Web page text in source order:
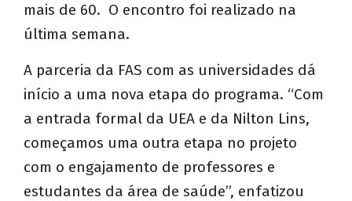
mais de 60. O encontro foi realizado na
última semana.
A parceria da FAS com as universidades dá
início a uma nova etapa do programa. “Com
a entrada formal da UEA e da Nilton Lins,
começamos uma outra etapa no projeto
com o engajamento de professores e
estudantes da área de saúde”, enfatizou